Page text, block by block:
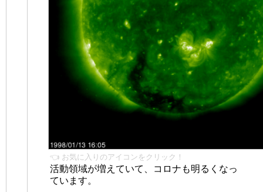
👈 お気に入りのアイコンをクリック！
活動領域が増えていて、コロナも明るくなっ
ています。